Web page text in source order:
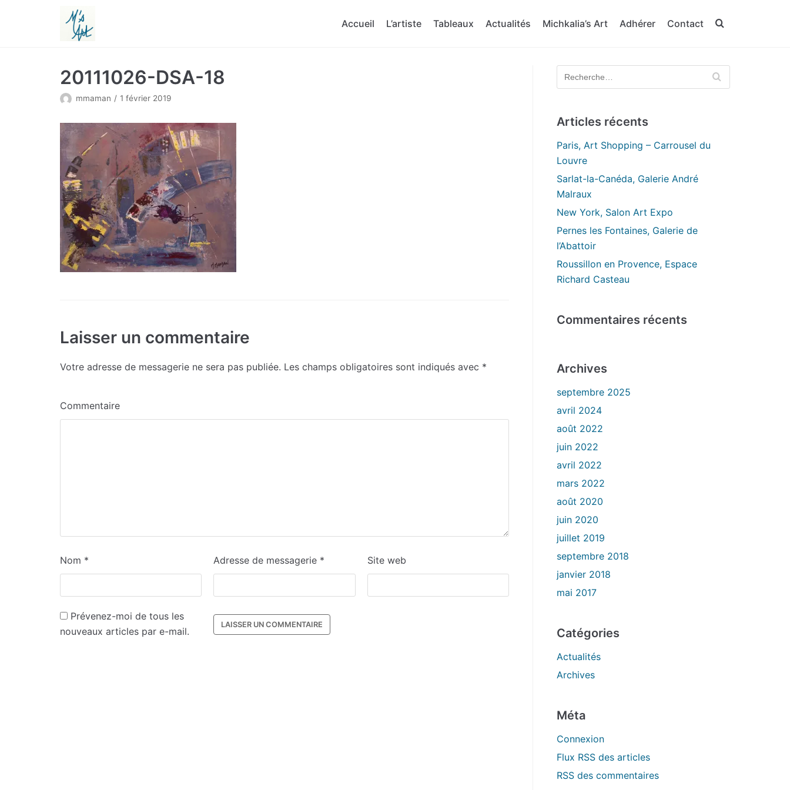
Accueil L’artiste Tableaux Actualités Michkalia’s Art Adhérer Contact
20111026-DSA-18
mmaman 1 février 2019
Laisser un commentaire
Votre adresse de messagerie ne sera pas publiée. Les champs obligatoires sont indiqués avec *
Commentaire
Nom * Adresse de messagerie * Site web
Prévenez-moi de tous les
nouveaux articles par e-mail.
Articles récents
Paris, Art Shopping – Carrousel du
Louvre
Sarlat-la-Canéda, Galerie André
Malraux
New York, Salon Art Expo
Pernes les Fontaines, Galerie de
l’Abattoir
Roussillon en Provence, Espace
Richard Casteau
Commentaires récents
Archives
septembre 2025
avril 2024
août 2022
juin 2022
avril 2022
mars 2022
août 2020
juin 2020
juillet 2019
septembre 2018
janvier 2018
mai 2017
Catégories
Actualités
Archives
Méta
Connexion
Flux RSS des articles
RSS des commentaires